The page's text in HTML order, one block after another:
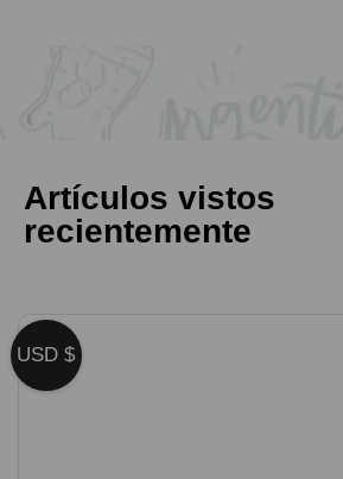
Artículos vistos
recientemente
USD $